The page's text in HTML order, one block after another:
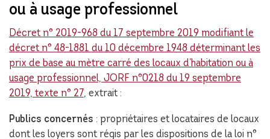
ou à usage professionnel
Décret n° 2019-968 du 17 septembre 2019 modifiant le
décret n° 48-1881 du 10 décembre 1948 déterminant les
prix de base au mètre carré des locaux d’habitation ou à
usage professionnel, JORF n°0218 du 19 septembre
2019, texte n° 27, extrait :
Publics concernés : propriétaires et locataires de locaux
dont les loyers sont régis par les dispositions de la loi n°